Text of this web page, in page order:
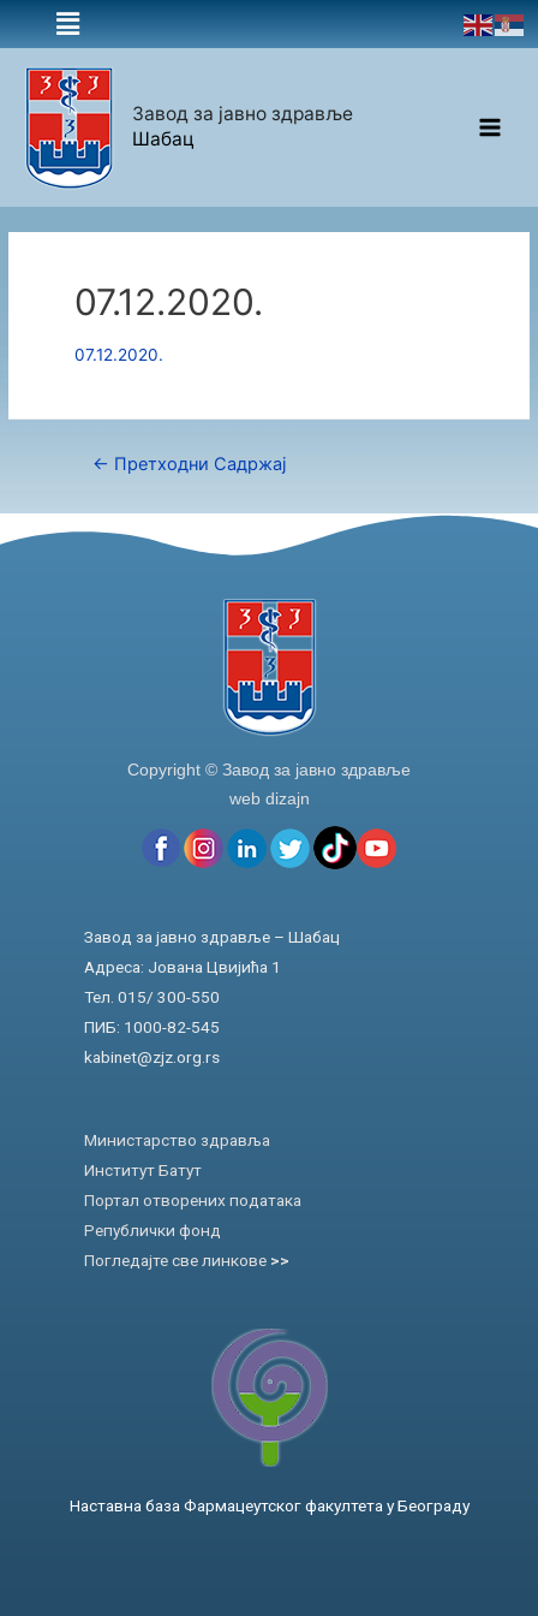
Завод за јавно здравље
Шабац
07.12.2020.
07.12.2020.
← Претходни Садржај
Copyright © Завод за јавно здравље
web dizajn
Завод за јавно здравље – Шабац
Адреса: Јована Цвијића 1
Тел. 015/ 300-550
ПИБ: 1000-82-545
kabinet@zjz.org.rs
Министарство здравља
Институт Батут
Портал отворених података
Републички фонд
Погледајте све линкове >>
Наставна база Фармацеутског факултета у Београду